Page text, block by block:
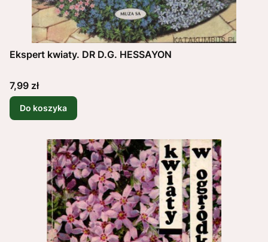
Ekspert kwiaty. DR D.G. HESSAYON
Cena
7,99 zł
Do koszyka